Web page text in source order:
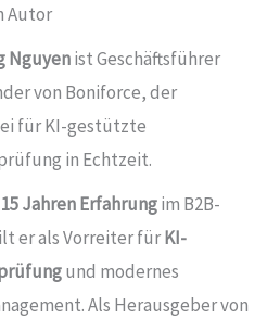
Autor
Nguyenist Geschäftsführer
von Boniforce, der
für KI-gestützte
in Echtzeit.
Jahren Erfahrungim B2B-
er als Vorreiter fürKI-
und modernes
Als Herausgeber von